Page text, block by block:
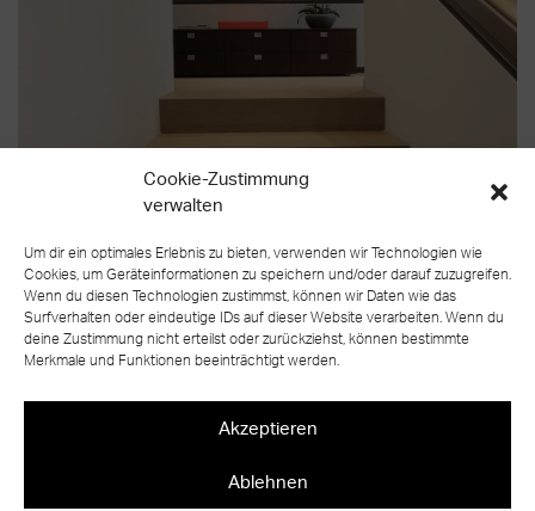
Cookie-Zustimmung
verwalten
Um dir ein optimales Erlebnis zu bieten, verwenden wir Technologien wie
Cookies, um Geräteinformationen zu speichern und/oder darauf zuzugreifen.
Wenn du diesen Technologien zustimmst, können wir Daten wie das
Surfverhalten oder eindeutige IDs auf dieser Website verarbeiten. Wenn du
deine Zustimmung nicht erteilst oder zurückziehst, können bestimmte
Merkmale und Funktionen beeinträchtigt werden.
Akzeptieren
Ablehnen
zurück zur Übersicht